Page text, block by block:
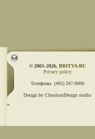
© 2003–2026, BRITVA·RU
Privacy policy
Телефоны: (495) 347-9000
Design by ChoolsonDesign studio